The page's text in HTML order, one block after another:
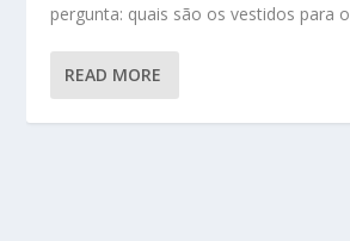
pergunta: quais são os vestidos para
READ MORE